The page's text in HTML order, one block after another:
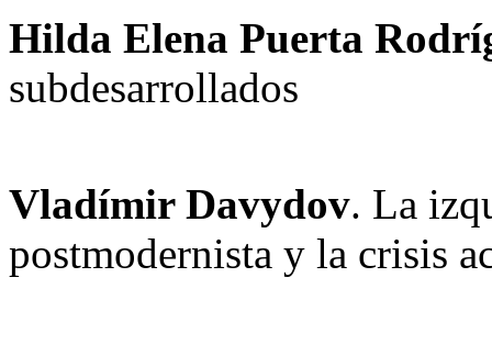
Hilda Elena Puerta
subdesarrollados
Vladímir Davydov. La
postmodernista y la crisis